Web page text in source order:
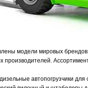
модели мировых
производителей.
автопогрузчики